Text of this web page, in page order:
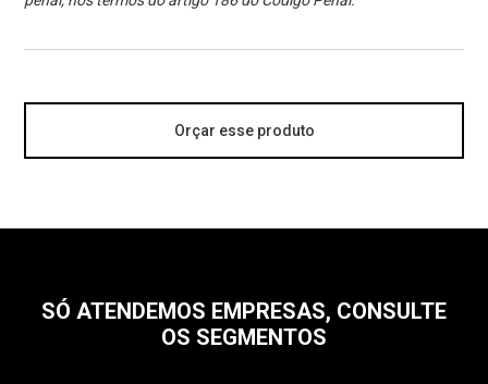
Orçar esse produto
SÓ ATENDEMOS EMPRESAS, CONSULTE
OS SEGMENTOS